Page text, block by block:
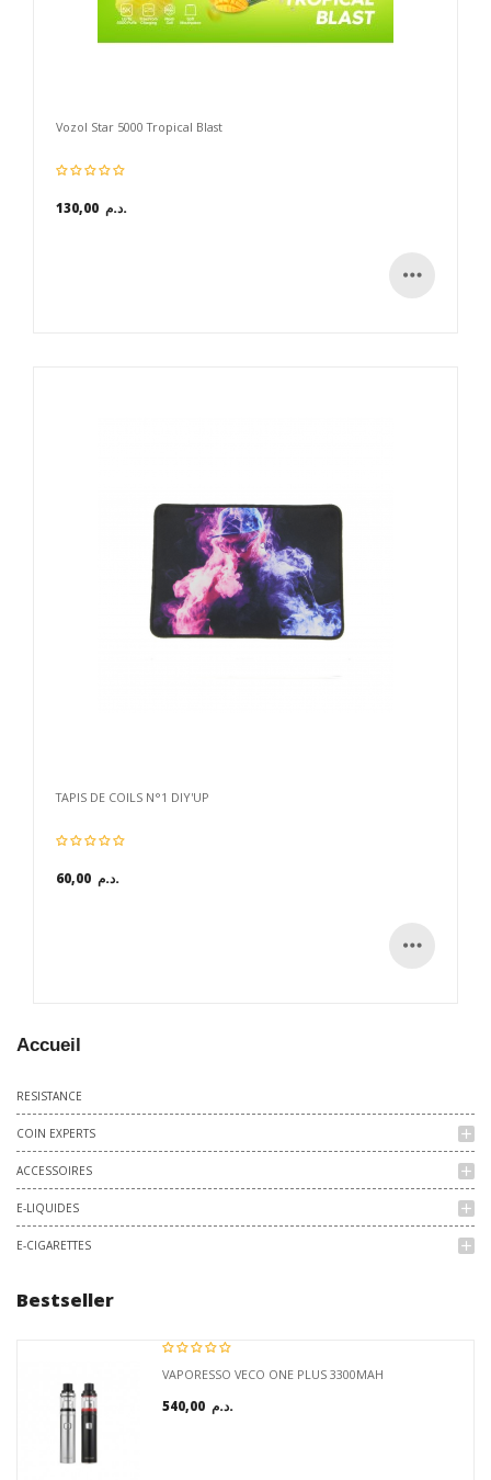
Vozol Star 5000 Tropical Blast
130,00 د.م.
TAPIS DE COILS N°1 DIY'UP
60,00 د.م.
Accueil
RESISTANCE
COIN EXPERTS add
ACCESSOIRES add
E-LIQUIDES add
E-CIGARETTES add
Bestseller
VAPORESSO VECO ONE PLUS 3300MAH
540,00 د.م.